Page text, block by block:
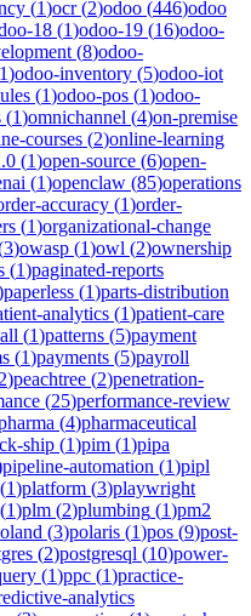
(1)ocr(2)odoo (446)odoo
18 (1)odoo-19 (16)odoo-
(8)odoo-
1)odoo-inventory (5)odoo-iot
(1)odoo-pos (1)odoo-
(1)omnichannel (4)on-premise
courses (2)online-learning
(1)open-source (6)open-
(1)openclaw (85)operations
accuracy (1)order-
(1)organizational-change
3)owasp (1)owl (2)ownership
(1)paginated-reports
paperless (1)parts-distribution
analytics (1)patient-care
(1)patterns (5)payment
(1)payments (5)payroll
2)peachtree (2)penetration-
(25)performance-review
(4)pharmaceutical
ship (1)pim (1)pipa
pipeline-automation (1)pipl
(1)platform (3)playwright
(1)plm (2)plumbing (1)pm2
(3)polaris (1)pos (9)post-
(2)postgresql (10)power-
(1)ppc (1)practice-
analytics